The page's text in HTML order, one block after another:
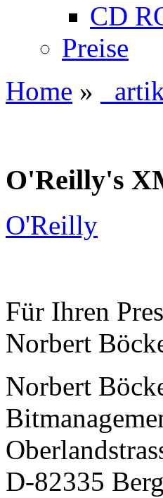
CD
Preise
Home »
O'Reilly's
O'Reilly
Für Ihren
Norbert
Norbert
D-82335 Berg